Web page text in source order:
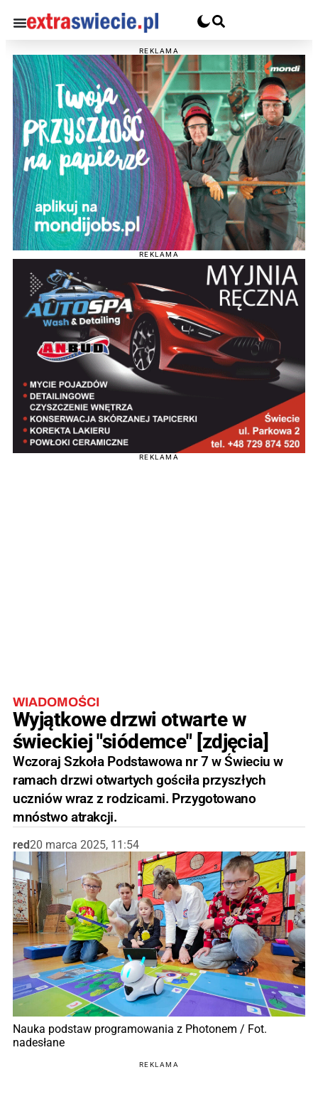
REKLAMA
REKLAMA
REKLAMA
WIADOMOŚCI
Wyjątkowe drzwi otwarte w
świeckiej "siódemce" [zdjęcia]
Wczoraj Szkoła Podstawowa nr 7 w Świeciu w
ramach drzwi otwartych gościła przyszłych
uczniów wraz z rodzicami. Przygotowano
mnóstwo atrakcji.
red20 marca 2025, 11:54
Nauka podstaw programowania z Photonem / Fot.
nadesłane
REKLAMA